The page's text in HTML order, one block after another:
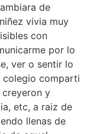
de
vivia muy
con
por lo
ver o sentir lo
colegio comparti
creyeron y
etc, a raiz de
llenas de